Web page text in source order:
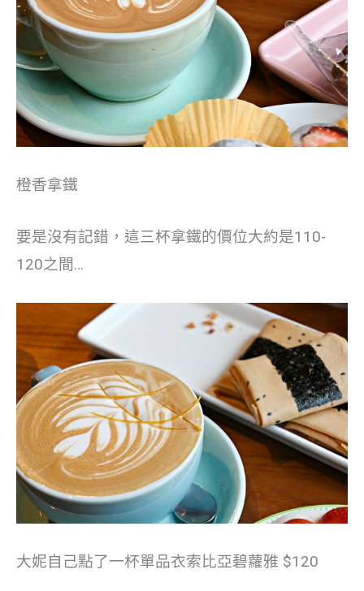
橙香拿鐵
要是沒有記錯，這三杯拿鐵的價位大約是110-
120之間…
大妮自己點了一杯單品衣索比亞碧蘿雅 $120